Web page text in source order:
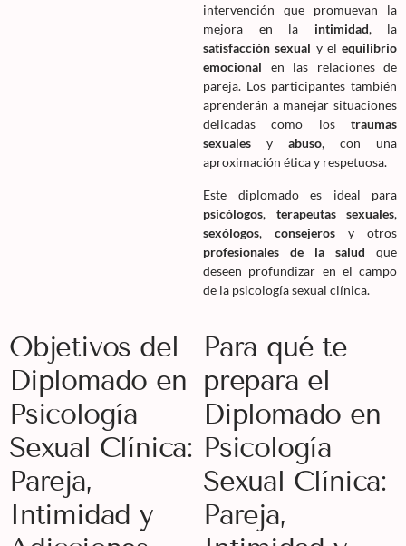
intervención que promuevan la
mejora en la intimidad, la
satisfacción sexual y el equilibrio
emocional en las relaciones de
pareja. Los participantes también
aprenderán a manejar situaciones
delicadas como los traumas
sexuales y abuso, con una
aproximación ética y respetuosa.
Este diplomado es ideal para
psicólogos, terapeutas sexuales,
sexólogos, consejeros y otros
profesionales de la salud que
deseen profundizar en el campo
de la psicología sexual clínica.
Objetivos del
Diplomado en
Psicología
Sexual Clínica:
Pareja,
Intimidad y
Para qué te
prepara el
Diplomado en
Psicología
Sexual Clínica:
Pareja,